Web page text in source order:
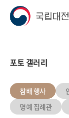
포토 갤러리
참배 행사
명예 집례관